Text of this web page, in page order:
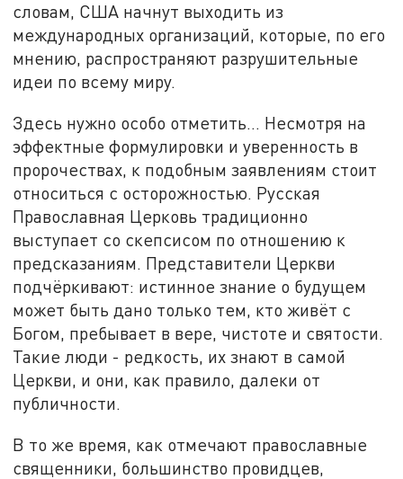
словам, США начнут выходить из
международных организаций, которые, по его
мнению, распространяют разрушительные
идеи по всему миру.
Здесь нужно особо отметить… Несмотря на
эффектные формулировки и уверенность в
пророчествах, к подобным заявлениям стоит
относиться с осторожностью. Русская
Православная Церковь традиционно
выступает со скепсисом по отношению к
предсказаниям. Представители Церкви
подчёркивают: истинное знание о будущем
может быть дано только тем, кто живёт с
Богом, пребывает в вере, чистоте и святости.
Такие люди - редкость, их знают в самой
Церкви, и они, как правило, далеки от
публичности.
В то же время, как отмечают православные
священники, большинство провидцев,